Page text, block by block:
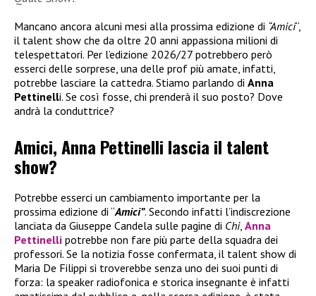
Mancano ancora alcuni mesi alla prossima edizione di “Amici“,
il talent show che da oltre 20 anni appassiona milioni di
telespettatori. Per l’edizione 2026/27 potrebbero però
esserci delle sorprese, una delle prof più amate, infatti,
potrebbe lasciare la cattedra. Stiamo parlando di Anna
Pettinelli. Se così fosse, chi prenderà il suo posto? Dove
andrà la conduttrice?
Amici, Anna Pettinelli lascia il talent
show?
Potrebbe esserci un cambiamento importante per la
prossima edizione di “Amici”. Secondo infatti l’indiscrezione
lanciata da Giuseppe Candela sulle pagine di Chi, Anna
Pettinelli potrebbe non fare più parte della squadra dei
professori. Se la notizia fosse confermata, il talent show di
Maria De Filippi si troverebbe senza uno dei suoi punti di
forza: la speaker radiofonica e storica insegnante è infatti